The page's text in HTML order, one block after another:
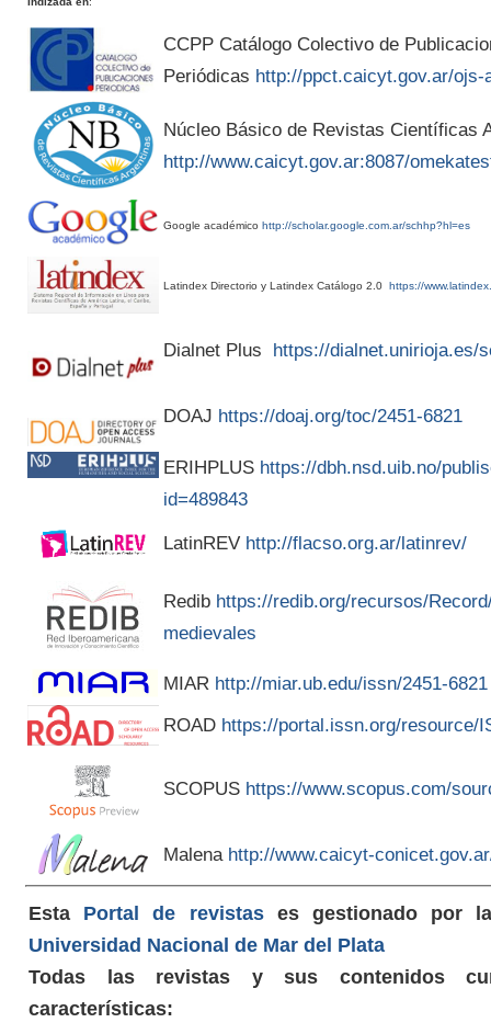
CCPP Catálogo Colectivo de
Periódicas http://ppct.caicyt.gov.ar/ojs-
Núcleo Básico de Revistas Científicas
http://www.caicyt.gov.ar:8087/
Google académico http://scholar.google.com.ar/schhp?hl=es
Latindex Directorio y Latindex Catálogo 2.0 https://
Dialnet Plus https://dialnet.unirioja.es/
DOAJ https://doaj.org/toc/2451-6821
ERIHPLUS https://dbh.nsd.uib.no/
id=489843
LatinREV http://flacso.org.ar/latinrev/
Redib https://redib.org/recursos/
medievales
MIAR http://miar.ub.edu/issn/2451-6821
ROAD https://portal.issn.org/resource/
SCOPUS https://www.scopus.com/
Malena http://www.caicyt-
Esta Portal de revistases gestionado por
Universidad Nacional de Mar del Plata
Todas las revistas y sus contenidos
características: